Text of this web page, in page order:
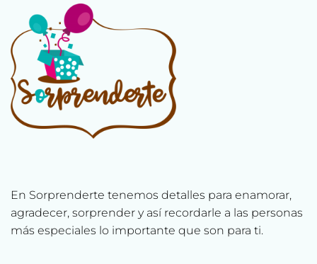
En Sorprenderte tenemos detalles para enamorar,
agradecer, sorprender y así recordarle a las personas
más especiales lo importante que son para ti.